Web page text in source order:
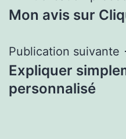
de
l’article
Mon avis sur
Publication suivante
Expliquer
personnalisé